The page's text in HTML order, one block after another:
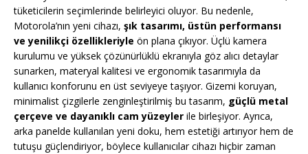
tüketicilerin seçimlerinde belirleyici oluyor. Bu nedenle,
Motorola’nın yeni cihazı, şık tasarımı, üstün performansı
ve yenilikçi özellikleriyle ön plana çıkıyor. Üçlü kamera
kurulumu ve yüksek çözünürlüklü ekranıyla göz alıcı detaylar
sunarken, materyal kalitesi ve ergonomik tasarımıyla da
kullanıcı konforunu en üst seviyeye taşıyor. Gizemi koruyan,
minimalist çizgilerle zenginleştirilmiş bu tasarım, güçlü metal
çerçeve ve dayanıklı cam yüzeyler ile birleşiyor. Ayrıca,
arka panelde kullanılan yeni doku, hem estetiği artırıyor hem de
tutuşu güçlendiriyor, böylece kullanıcılar cihazı hiçbir zaman